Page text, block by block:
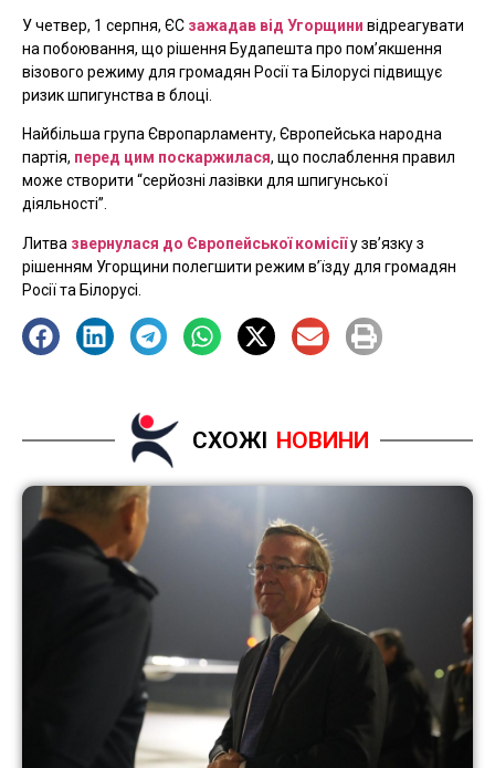
У четвер, 1 серпня, ЄС зажадав від Угорщини відреагувати
на побоювання, що рішення Будапешта про пом’якшення
візового режиму для громадян Росії та Білорусі підвищує
ризик шпигунства в блоці.
Найбільша група Європарламенту, Європейська народна
партія, перед цим поскаржилася, що послаблення правил
може створити “серйозні лазівки для шпигунської
діяльності”.
Литва звернулася до Європейської комісіїу зв’язку з
рішенням Угорщини полегшити режим в’їзду для громадян
Росії та Білорусі.
СХОЖІ НОВИНИ